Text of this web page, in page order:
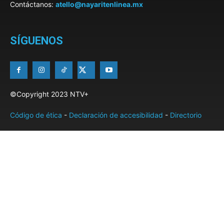
Contáctanos: atello@nayaritenlinea.mx
SÍGUENOS
©Copyright 2023 NTV+
Código de ética - Declaración de accesibilidad - Directorio